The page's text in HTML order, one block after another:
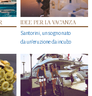
IDEE PER LA VACANZA
Santorini, un sogno nato
da un’eruzione da incubo